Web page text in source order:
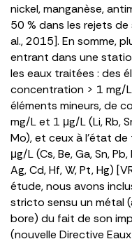
nickel, manganèse,
50 % dans les rejets
al., 2015]. En somme,
entrant dans une
les eaux traitées : des
concentration > 1 mg/L
éléments mineurs, de
mg/L et 1 μg/L (Li, Rb,
Mo), et ceux à l’état
μg/L (Cs, Be, Ga, Sn, Pb,
Ag, Cd, Hf, W, Pt, Hg)
étude, nous avons
stricto sensu un métal
bore) du fait de son
(nouvelle Directive